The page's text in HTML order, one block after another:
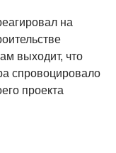
на
выходит, что
спровоцировало
проекта